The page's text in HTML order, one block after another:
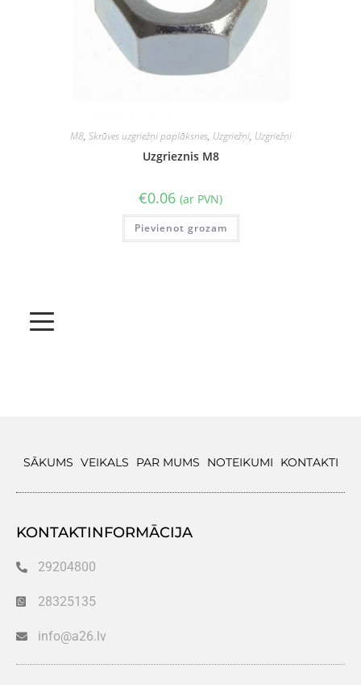
M8, Skrūves uzgriežņi paplāksnes, Uzgriežņi, Uzgriežņi
Uzgrieznis M8
€0.06 (ar PVN)
Pievienot grozam
SĀKUMS VEIKALS PAR MUMS NOTEIKUMI KONTAKTI
KONTAKTINFORMĀCIJA
29204800
28325135
info@a26.lv